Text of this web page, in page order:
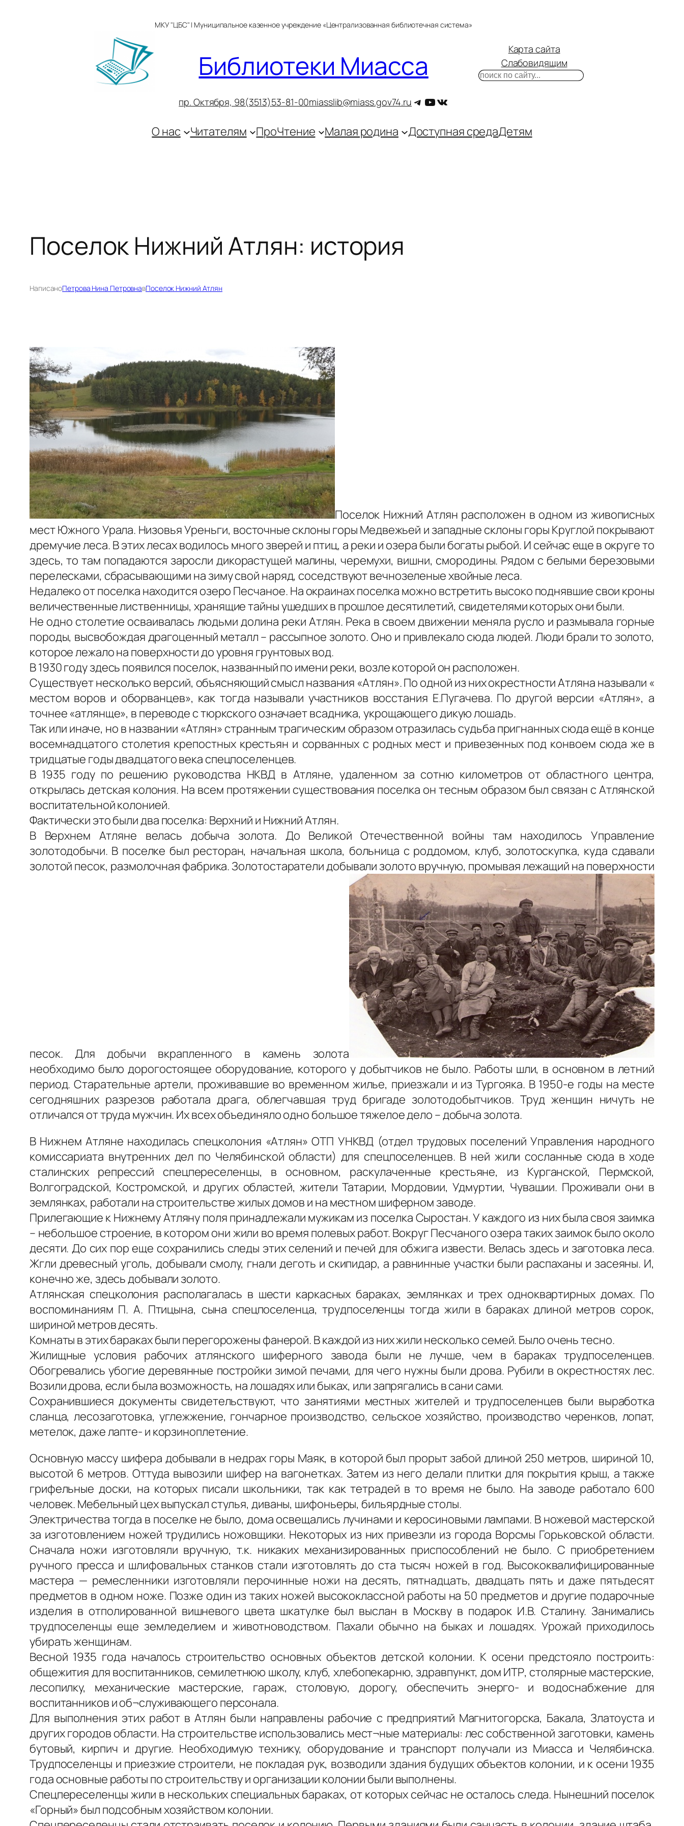
МКУ "ЦБС" | Муниципальное казенное учреждение «Централизованная библиотечная система»
Библиотеки Миасса
пр. Октября, 98(3513)53-81-00miasslib@miass.gov74.ru Telegram
YouTube
ВКонтакте
Карта сайта
Слабовидящим
Поиск
О нас Читателям ПроЧтение Малая родина Доступная средаДетям
Поселок Нижний Атлян: история
НаписаноПетрова Нина ПетровнавПоселок Нижний Атлян
Поселок Нижний Атлян расположен в одном из живописных
мест Южного Урала. Низовья Уреньги, восточные склоны горы Медвежьей и западные склоны горы Круглой покрывают
дремучие леса. В этих лесах водилось много зверей и птиц, а реки и озера были богаты рыбой. И сейчас еще в округе то
здесь, то там попадаются заросли дикорастущей малины, черемухи, вишни, смородины. Рядом с белыми березовыми
перелесками, сбрасывающими на зиму свой наряд, соседствуют вечнозеленые хвойные леса.
Недалеко от поселка находится озеро Песчаное. На окраинах поселка можно встретить высоко поднявшие свои кроны
величественные лиственницы, хранящие тайны ушедших в прошлое десятилетий, свидетелями которых они были.
Не одно столетие осваивалась людьми долина реки Атлян. Река в своем движении меняла русло и размывала горные
породы, высвобождая драгоценный металл – рассыпное золото. Оно и привлекало сюда людей. Люди брали то золото,
которое лежало на поверхности до уровня грунтовых вод.
В 1930 году здесь появился поселок, названный по имени реки, возле которой он расположен.
Существует несколько версий, объясняющий смысл названия «Атлян». По одной из них окрестности Атляна называли «
местом воров и оборванцев», как тогда называли участников восстания Е.Пугачева. По другой версии «Атлян», а
точнее «атлянще», в переводе с тюркского означает всадника, укрощающего дикую лошадь.
Так или иначе, но в названии «Атлян» странным трагическим образом отразилась судьба пригнанных сюда ещё в конце
восемнадцатого столетия крепостных крестьян и сорванных с родных мест и привезенных под конвоем сюда же в
тридцатые годы двадцатого века спецпоселенцев.
В 1935 году по решению руководства НКВД в Атляне, удаленном за сотню километров от областного центра,
открылась детская колония. На всем протяжении существования поселка он тесным образом был связан с Атлянской
воспитательной колонией.
Фактически это были два поселка: Верхний и Нижний Атлян.
В Верхнем Атляне велась добыча золота. До Великой Отечественной войны там находилось Управление
золотодобычи. В поселке был ресторан, начальная школа, больница с роддомом, клуб, золотоскупка, куда сдавали
золотой песок, размолочная фабрика. Золотостаратели добывали золото вручную, промывая лежащий на поверхности
песок. Для добычи вкрапленного в камень золота
необходимо было дорогостоящее оборудование, которого у добытчиков не было. Работы шли, в основном в летний
период. Старательные артели, проживавшие во временном жилье, приезжали и из Тургояка. В 1950-е годы на месте
сегодняшних разрезов работала драга, облегчавшая труд бригаде золотодобытчиков. Труд женщин ничуть не
отличался от труда мужчин. Их всех объединяло одно большое тяжелое дело – добыча золота.
В Нижнем Атляне находилась спецколония «Атлян» ОТП УНКВД (отдел трудовых поселений Управления народного
комиссариата внутренних дел по Челябинской области) для спецпоселенцев. В ней жили сосланные сюда в ходе
сталинских репрессий спецпереселенцы, в основном, раскулаченные крестьяне, из Курганской, Пермской,
Волгоградской, Костромской, и других областей, жители Татарии, Мордовии, Удмуртии, Чувашии. Проживали они в
землянках, работали на строительстве жилых домов и на местном шиферном заводе.
Прилегающие к Нижнему Атляну поля принадлежали мужикам из поселка Сыростан. У каждого из них была своя заимка
– небольшое строение, в котором они жили во время полевых работ. Вокруг Песчаного озера таких заимок было около
десяти. До сих пор еще сохранились следы этих селений и печей для обжига извести. Велась здесь и заготовка леса.
Жгли древесный уголь, добывали смолу, гнали деготь и скипидар, а равнинные участки были распаханы и засеяны. И,
конечно же, здесь добывали золото.
Атлянская спецколония располагалась в шести каркасных бараках, землянках и трех одноквартирных домах. По
воспоминаниям П. А. Птицына, сына спецпоселенца, трудпоселенцы тогда жили в бараках длиной метров сорок,
шириной метров десять.
Комнаты в этих бараках были перегорожены фанерой. В каждой из них жили несколько семей. Было очень тесно.
Жилищные условия рабочих атлянского шиферного завода были не лучше, чем в бараках трудпоселенцев.
Обогревались убогие деревянные постройки зимой печами, для чего нужны были дрова. Рубили в окрестностях лес.
Возили дрова, если была возможность, на лошадях или быках, или запрягались в сани сами.
Сохранившиеся документы свидетельствуют, что занятиями местных жителей и трудпоселенцев были выработка
сланца, лесозаготовка, углежжение, гончарное производство, сельское хозяйство, производство черенков, лопат,
метелок, даже лапте- и корзиноплетение.
Основную массу шифера добывали в недрах горы Маяк, в которой был прорыт забой длиной 250 метров, шириной 10,
высотой 6 метров. Оттуда вывозили шифер на вагонетках. Затем из него делали плитки для покрытия крыш, а также
грифельные доски, на которых писали школьники, так как тетрадей в то время не было. На заводе работало 600
человек. Мебельный цех выпускал стулья, диваны, шифоньеры, бильярдные столы.
Электричества тогда в поселке не было, дома освещались лучинами и керосиновыми лампами. В ножевой мастерской
за изготовлением ножей трудились ножовщики. Некоторых из них привезли из города Ворсмы Горьковской области.
Сначала ножи изготовляли вручную, т.к. никаких механизированных приспособлений не было. С приобретением
ручного пресса и шлифовальных станков стали изготовлять до ста тысяч ножей в год. Высококвалифицированные
мастера — ремесленники изготовляли перочинные ножи на десять, пятнадцать, двадцать пять и даже пятьдесят
предметов в одном ноже. Позже один из таких ножей высококлассной работы на 50 предметов и другие подарочные
изделия в отполированной вишневого цвета шкатулке был выслан в Москву в подарок И.В. Сталину. Занимались
трудпоселенцы еще земледелием и животноводством. Пахали обычно на быках и лошадях. Урожай приходилось
убирать женщинам.
Весной 1935 года началось строительство основных объектов детской колонии. К осени предстояло построить:
общежития для воспитанников, семилетнюю школу, клуб, хлебопекарню, здравпункт, дом ИТР, столярные мастерские,
лесопилку, механические мастерские, гараж, столовую, дорогу, обеспечить энерго- и водоснабжение для
воспитанников и об¬служивающего персонала.
Для выполнения этих работ в Атлян были направлены рабочие с предприятий Магнитогорска, Бакала, Златоуста и
других городов области. На строительстве использовались мест¬ные материалы: лес собственной заготовки, камень
бутовый, кирпич и другие. Необходимую технику, оборудование и транспорт получали из Миасса и Челябинска.
Трудпоселенцы и приезжие строители, не покладая рук, возводили здания будущих объектов колонии, и к осени 1935
года основные работы по строительству и организации колонии были выполнены.
Спецпереселенцы жили в нескольких специальных бараках, от которых сейчас не осталось следа. Нынешний поселок
«Горный» был подсобным хозяйством колонии.